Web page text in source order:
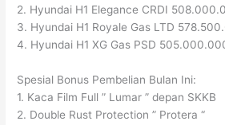
2. Hyundai H1 Elegance CRDI
3. Hyundai H1 Royale Gas LTD
4. Hyundai H1 XG Gas PSD
Spesial Bonus Pembelian Bulan Ini:
1. Kaca Film Full ” Lumar ” depan SKKB
2. Double Rust Protection ” Protera “